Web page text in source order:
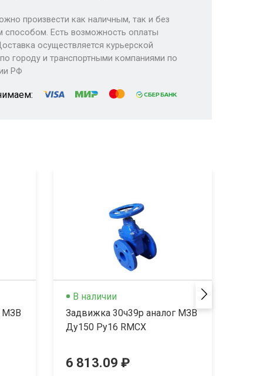
произвести как наличным, так и без
способом. Есть возможность оплаты
осуществляется курьерской
городу и транспортными компаниями по
РФ
МЗВ
В наличии
Задвижка 30ч39р аналог МЗВ
Ду150 Ру16 RMCX
6 813.09 ₽